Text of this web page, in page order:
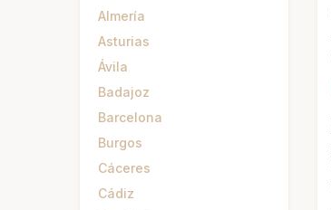
Almería
Asturias
Ávila
Badajoz
Barcelona
Burgos
Cáceres
Cádiz